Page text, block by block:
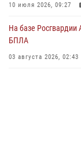
Управление
02 июля 2026, 00:55
В краевом
10 июля 2026, 09:27
На базе Росгвардии
БПЛА
03 августа 2026, 02:43